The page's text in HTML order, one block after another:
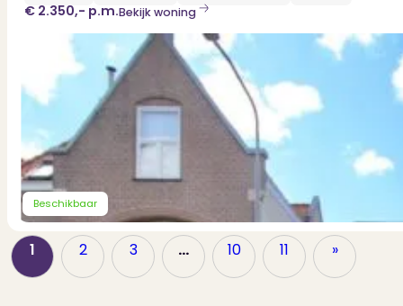
€ 2.350,- p.m.Bekijk woning
Beschikbaar
1 2 3 … 10 11 »